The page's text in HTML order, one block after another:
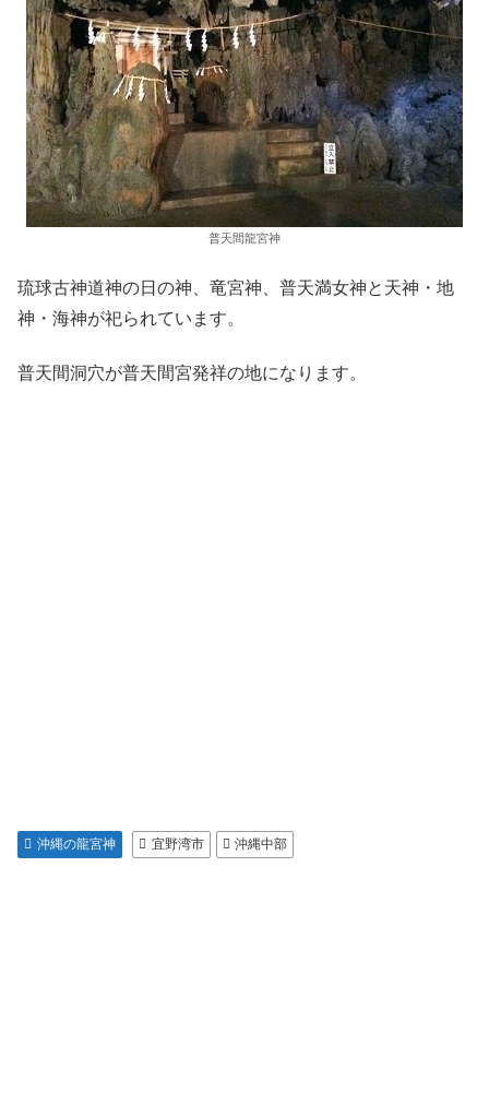
普天間龍宮神
琉球古神道神の日の神、竜宮神、普天満女神と天神・地
神・海神が祀られています。
普天間洞穴が普天間宮発祥の地になります。
沖縄の龍宮神 宜野湾市 沖縄中部